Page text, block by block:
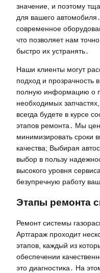
значение, и поэтому
для вашего
современное
что позволяет нам
быстро их устранять․
Наши клиенты могут
подход и прозрачность
полную информацию о
необходимых
всегда будете в курсе
этапов ремонта․ Мы
минимизировать сроки
качества; Выбирая
выбор в пользу
высокого уровня
безупречную работу
Этапы ремонта
Ремонт системы
Артгараж проходит
этапов, каждый из
обеспечении
это диагностика․ На